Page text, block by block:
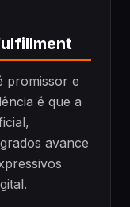
promissor e
é que a
avance